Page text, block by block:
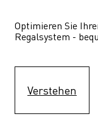
Optimieren Sie
Regalsystem -
Verstehen